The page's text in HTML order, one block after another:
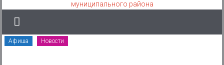
муниципального
района
Муниципальное
Афиша Новости